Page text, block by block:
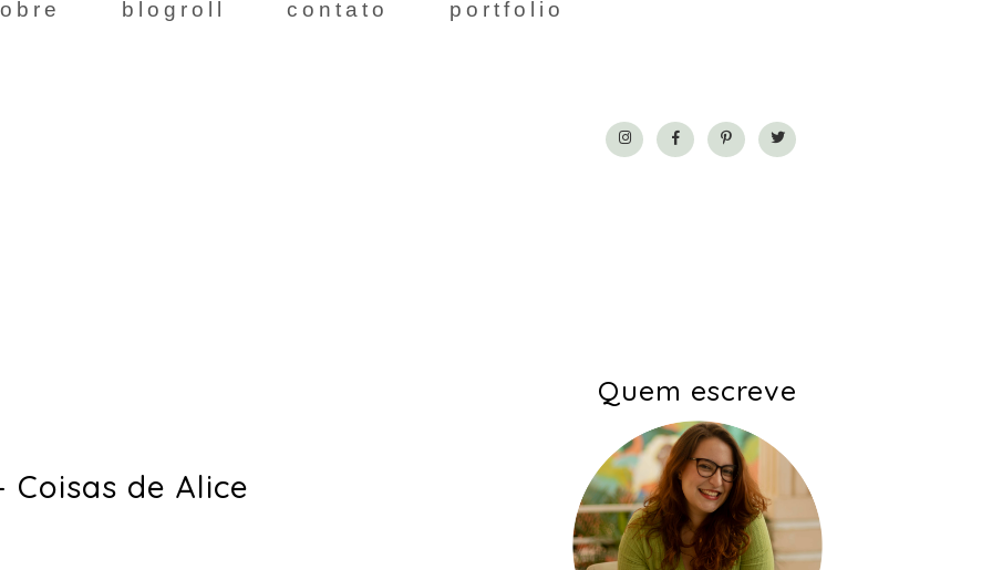
blogroll contato portfolio
Coisas de Alice
Quem escreve